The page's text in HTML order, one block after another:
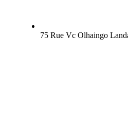
75 Rue Vc Olhaingo